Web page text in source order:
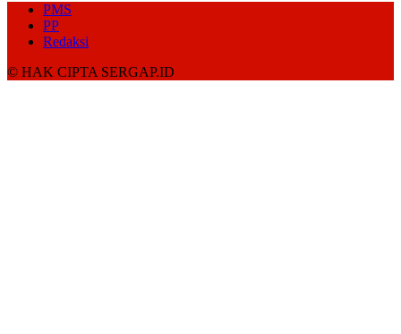
PMS
PP
Redaksi
© HAK CIPTA SERGAP.ID